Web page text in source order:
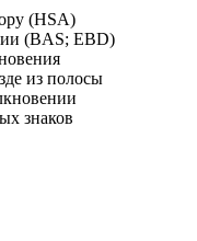
(HSA)
(BAS; EBD)
из полосы
знаков